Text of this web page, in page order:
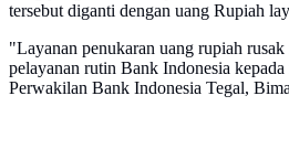
tersebut diganti dengan uang Rupiah
"Layanan penukaran uang rupiah rusak
pelayanan rutin Bank Indonesia
Perwakilan Bank Indonesia Tegal,